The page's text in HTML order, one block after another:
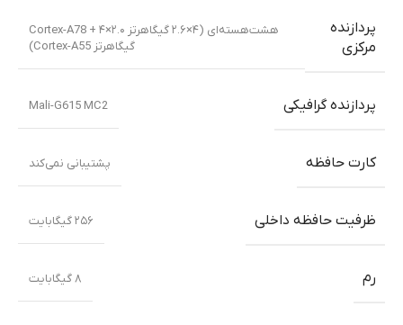
پردازنده
مرکزی
هشت‌هسته‌ای (۴×۲.۶ گیگاهرتز Cortex-A78 + ۴×۲.۰
گیگاهرتز Cortex-A55)
پردازنده گرافیکی Mali-G615 MC2
کارت حافظه پشتیبانی نمی‌کند
ظرفیت حافظه داخلی ۲۵۶ گیگابایت
رم ۸ گیگابایت